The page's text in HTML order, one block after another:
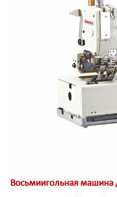
Восьмиигольная машина